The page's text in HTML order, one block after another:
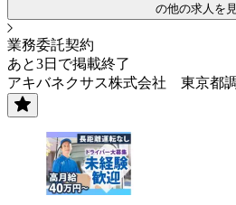
の他の求人を
業務委託契約
あと3日で掲載終了
アキバネクサス株式会社 東京都